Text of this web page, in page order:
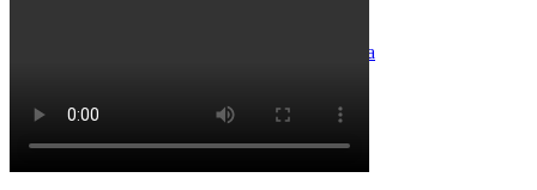
Zasadnutia obecného zastupiteľstva